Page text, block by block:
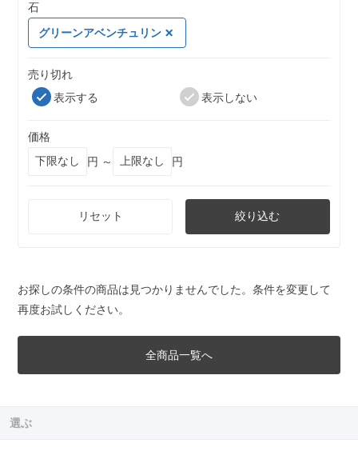
石
グリーンアベンチュリン
売り切れ
表示する
表示しない
価格
円 ～
円
リセット 絞り込む
お探しの条件の商品は見つかりませんでした。条件を変更して
再度お試しください。
全商品一覧へ
選ぶ